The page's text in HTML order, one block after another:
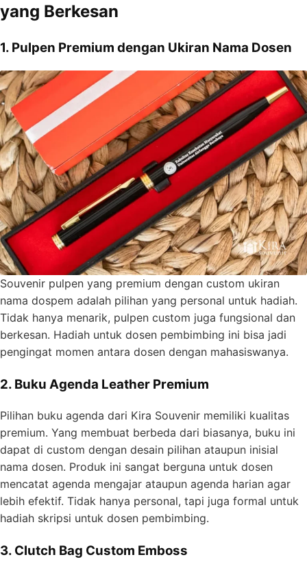
yang Berkesan
1. Pulpen Premium dengan Ukiran Nama Dosen
Souvenir pulpen yang premium dengan custom ukiran
nama dospem adalah pilihan yang personal untuk hadiah.
Tidak hanya menarik, pulpen custom juga fungsional dan
berkesan. Hadiah untuk dosen pembimbing ini bisa jadi
pengingat momen antara dosen dengan mahasiswanya.
2. Buku Agenda Leather Premium
Pilihan buku agenda dari Kira Souvenir memiliki kualitas
premium. Yang membuat berbeda dari biasanya, buku ini
dapat di custom dengan desain pilihan ataupun inisial
nama dosen. Produk ini sangat berguna untuk dosen
mencatat agenda mengajar ataupun agenda harian agar
lebih efektif. Tidak hanya personal, tapi juga formal untuk
hadiah skripsi untuk dosen pembimbing.
3. Clutch Bag Custom Emboss